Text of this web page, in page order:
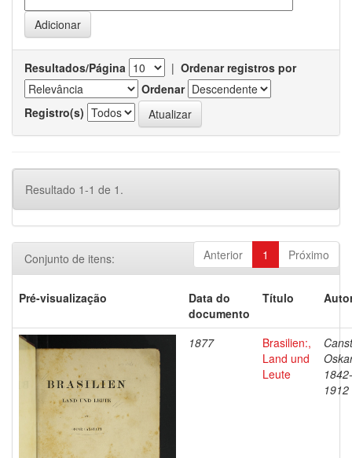
Resultados/Página | Ordenar registros por
Ordenar
Registro(s)
Resultado 1-1 de 1.
Anterior 1 Próximo
Conjunto de itens:
Pré-visualização
Data do
documento
Título
1877
Brasilien:,
Land und
Leute
1842-
1912